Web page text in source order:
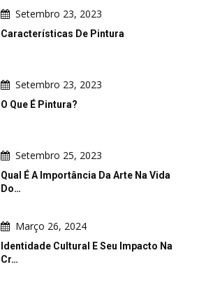
Setembro 23, 2023
Características De Pintura
Setembro 23, 2023
O Que É Pintura?
Setembro 25, 2023
Qual É A Importância Da Arte Na Vida
Do…
Março 26, 2024
Identidade Cultural E Seu Impacto Na
Cr…